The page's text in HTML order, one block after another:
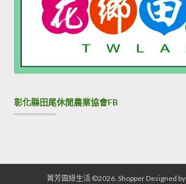
彰化縣田尾休閒農業協會FB
菁芳園綠生活 ©2026. ShopperDesigned by